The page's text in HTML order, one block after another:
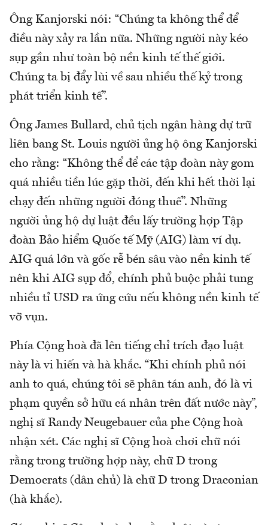
Ông Kanjorski nói: “Chúng ta không thể để
điều này xảy ra lần nữa. Những người này kéo
sụp gần như toàn bộ nền kinh tế thế giới.
Chúng ta bị đẩy lùi về sau nhiều thế kỷ trong
phát triển kinh tế”.
Ông James Bullard, chủ tịch ngân hàng dự trữ
liên bang St. Louis người ủng hộ ông Kanjorski
cho rằng: “Không thể để các tập đoàn này gom
quá nhiều tiền lúc gặp thời, đến khi hết thời lại
chạy đến những người đóng thuế”. Những
người ủng hộ dự luật đều lấy trường hợp Tập
đoàn Bảo hiểm Quốc tế Mỹ (AIG) làm ví dụ.
AIG quá lớn và gốc rễ bén sâu vào nền kinh tế
nên khi AIG sụp đổ, chính phủ buộc phải tung
nhiều tỉ USD ra ứng cứu nếu không nền kinh tế
vỡ vụn.
Phía Cộng hoà đã lên tiếng chỉ trích đạo luật
này là vi hiến và hà khắc. “Khi chính phủ nói
anh to quá, chúng tôi sẽ phân tán anh, đó là vi
phạm quyền sở hữu cá nhân trên đất nước này”,
nghị sĩ Randy Neugebauer của phe Cộng hoà
nhận xét. Các nghị sĩ Cộng hoà chơi chữ nói
rằng trong trường hợp này, chữ D trong
Democrats (dân chủ) là chữ D trong Draconian
(hà khắc).